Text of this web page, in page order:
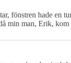
fönstren hade
min man, Erik,